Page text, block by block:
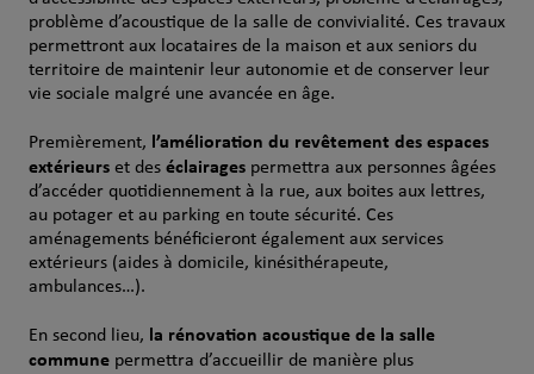
problème d’acoustique de la salle de convivialité. Ces travaux
permettront aux locataires de la maison et aux seniors du
territoire de maintenir leur autonomie et de conserver leur
vie sociale malgré une avancée en âge.
Premièrement, l’amélioration du revêtement des espaces
extérieurset des éclairagespermettra aux personnes âgées
d’accéder quotidiennement à la rue, aux boites aux lettres,
au potager et au parking en toute sécurité. Ces
aménagements bénéficieront également aux services
extérieurs (aides à domicile, kinésithérapeute,
ambulances…).
En second lieu, la rénovation acoustique de la salle
communepermettra d’accueillir de manière plus